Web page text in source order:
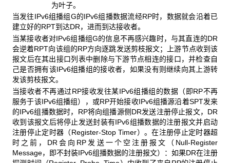
为叶子。
当发往IPv6组播组G的IPv6组播数据流经RP时，数据就会沿着已
建立好的RPT到达DR，进而到达接收者。
当某接收者对IPv6组播组G的信息不再感兴趣时，与其直连的DR
会逆着RPT向该组的RP方向逐跳发送剪枝报文；上游节点收到该
报文后在其出接口列表中删除与下游节点相连的接口，并检查自
己是否拥有该IPv6组播组的接收者，如果没有则继续向其上游转
发该剪枝报文。
当接收者不再通过RP接收发往某IPv6组播组的数据（即RP不再
服务于该IPv6组播组），或RP开始接收IPv6组播源沿着SPT发来
的IPv6组播数据时，RP将向组播源侧DR发送注册停止报文，DR
收到该报文后将停止发送封装有IPv6组播数据的注册报文并启动
注册停止定时器（Register-Stop Timer）。在注册停止定时器超
时之前，DR会向RP发送一个空注册报文（Null-Register
Message，即不封装IPv6组播数据的注册报文）：如果DR在注册